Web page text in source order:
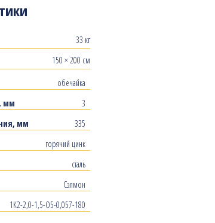
33 кг
150 × 200 см
обечайка
мм
3
мм
335
горячий цинк
сталь
Сэлмон
1К2-2,0-1,5-О5-0,057-180